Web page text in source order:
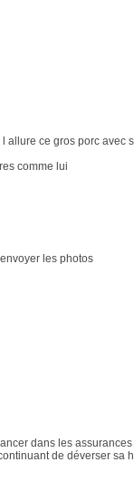
allure ce gros porc avec
comme lui
les photos
dans les
de déverser sa